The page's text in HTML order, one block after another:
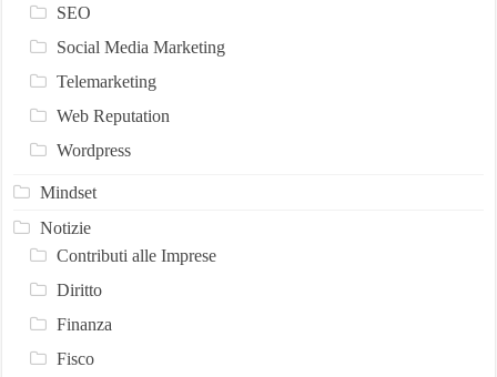
SEO
Social Media Marketing
Telemarketing
Web Reputation
Wordpress
Mindset
Notizie
Contributi alle Imprese
Diritto
Finanza
Fisco